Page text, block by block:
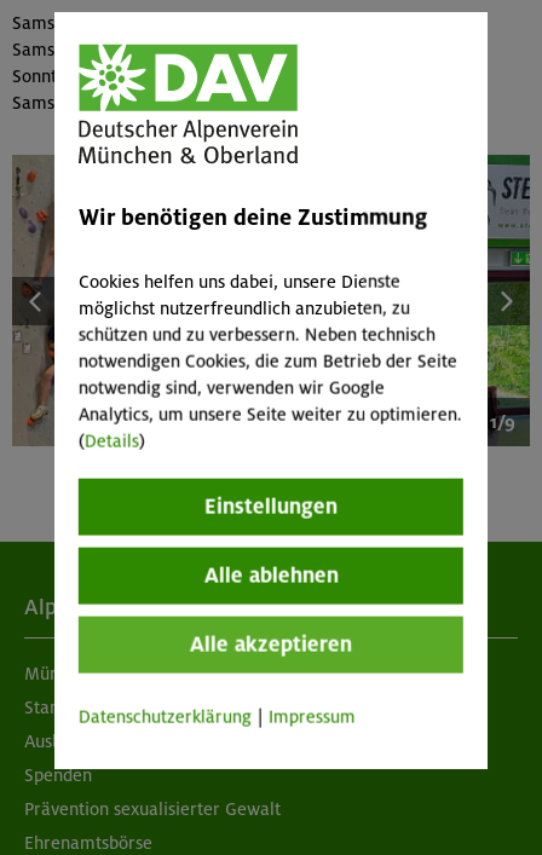
Samstag, 4. Juli: Speed Cup in Bad Windsheim
Samstag, 11. Juli: Lead in Hersbruck
Sonntag, 26. Juli: Speed Cup in Neu-Ulm
Samstag, 3. Oktober: Finale in Augsburg
1/9
Alpenverein
München & Oberland
Standorte
Ausbildung & Jobs
Spenden
Prävention sexualisierter Gewalt
Ehrenamtsbörse
Wir benötigen deine Zustimmung
Cookies helfen uns dabei, unsere Dienste
möglichst nutzerfreundlich anzubieten, zu
schützen und zu verbessern. Neben technisch
notwendigen Cookies, die zum Betrieb der Seite
notwendig sind, verwenden wir Google
Analytics, um unsere Seite weiter zu optimieren.
(Details)
Einstellungen
Alle ablehnen
Alle akzeptieren
Datenschutzerklärung Impressum